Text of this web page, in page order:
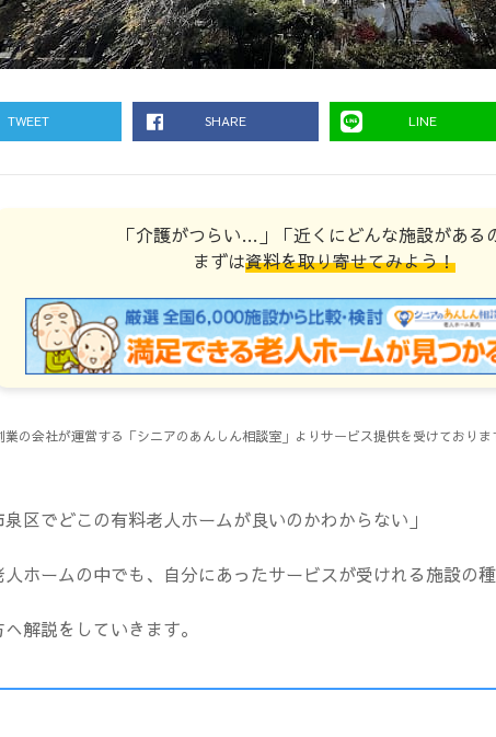
TWEET SHARE LINE
「介護がつらい…」「近くにどんな施設がある
まずは資料を取り寄せてみよう！
の会社が運営する「シニアのあんしん相談室」よりサービス提供を受けておりま
泉区でどこの有料老人ホームが良いのかわからない」
人ホームの中でも、自分にあったサービスが受けれる施設の
解説をしていきます。